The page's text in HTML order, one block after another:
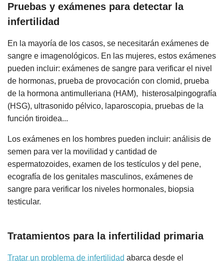
Pruebas y exámenes para detectar la
infertilidad
En la mayoría de los casos, se necesitarán exámenes de
sangre e imagenológicos. En las mujeres, estos exámenes
pueden incluir: exámenes de sangre para verificar el nivel
de hormonas, prueba de provocación con clomid, prueba
de la hormona antimulleriana (HAM), histerosalpingografía
(HSG), ultrasonido pélvico, laparoscopia, pruebas de la
función tiroidea...
Los exámenes en los hombres pueden incluir: análisis de
semen para ver la movilidad y cantidad de
espermatozoides, examen de los testículos y del pene,
ecografía de los genitales masculinos, exámenes de
sangre para verificar los niveles hormonales, biopsia
testicular.
Tratamientos para la infertilidad primaria
Tratar un problema de infertilidad abarca desde el